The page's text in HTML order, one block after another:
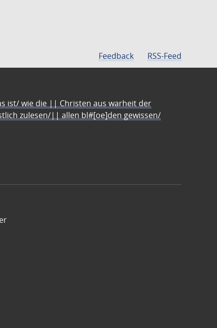
Feedback RSS-Feed
ist/ wie die || Christen aus warheit der
zulesen/|| allen bl#[oe]den gewissen/